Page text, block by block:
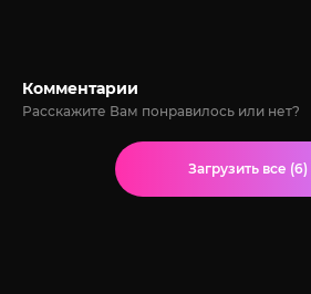
Комментарии
Расскажите Вам понравилось или нет?
Загрузить все (6)